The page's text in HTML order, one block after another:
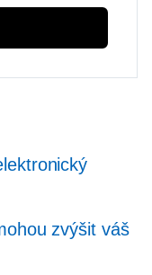
zvýšit váš